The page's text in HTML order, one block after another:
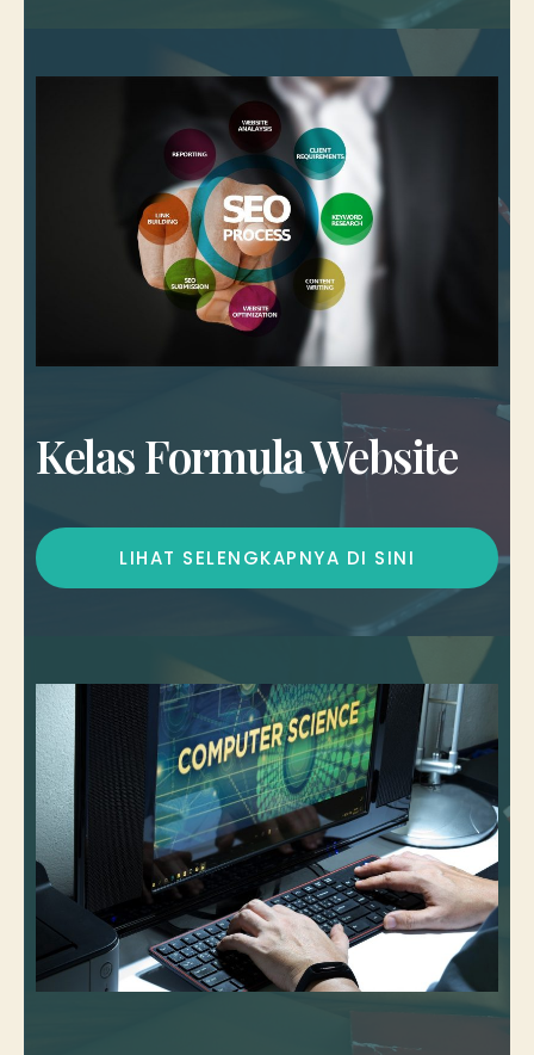
Kelas Formula Website
LIHAT SELENGKAPNYA DI SINI